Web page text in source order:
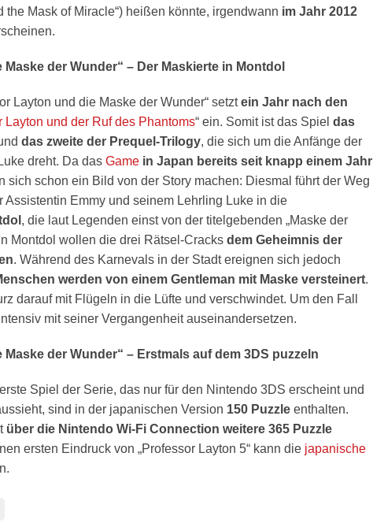
the Mask of Miracle“) heißen könnte, irgendwann im Jahr 2012
der Wunder“ – Der Maskierte in Montdol
Layton und die Maske der Wunder“ setztein Jahr nach den
Layton und der Ruf des Phantoms“ ein. Somit ist das Spiel das
das zweite der Prequel-Trilogy, die sich um die Anfänge der
dreht. Da das Game in Japan bereits seit knapp einem Jahr
sich schon ein Bild von der Story machen: Diesmal führt der Weg
Assistentin Emmy und seinem Lehrling Luke in die
, die laut Legenden einst von der titelgebenden „Maske der
Montdol wollen die drei Rätsel-Cracks dem Geheimnis der
. Während des Karnevals in der Stadt ereignen sich jedoch
werden von einem Gentleman mit Maske versteinert.
darauf mit Flügeln in die Lüfte und verschwindet. Um den Fall
mit seiner Vergangenheit auseinandersetzen.
der Wunder“ – Erstmals auf dem 3DS puzzeln
Spiel der Serie, das nur für den Nintendo 3DS erscheint und
sind in der japanischen Version 150 Puzzleenthalten.
über die Nintendo Wi-Fi Connection weitere 365 Puzzle
ersten Eindruck von „Professor Layton 5“ kann diejapanische